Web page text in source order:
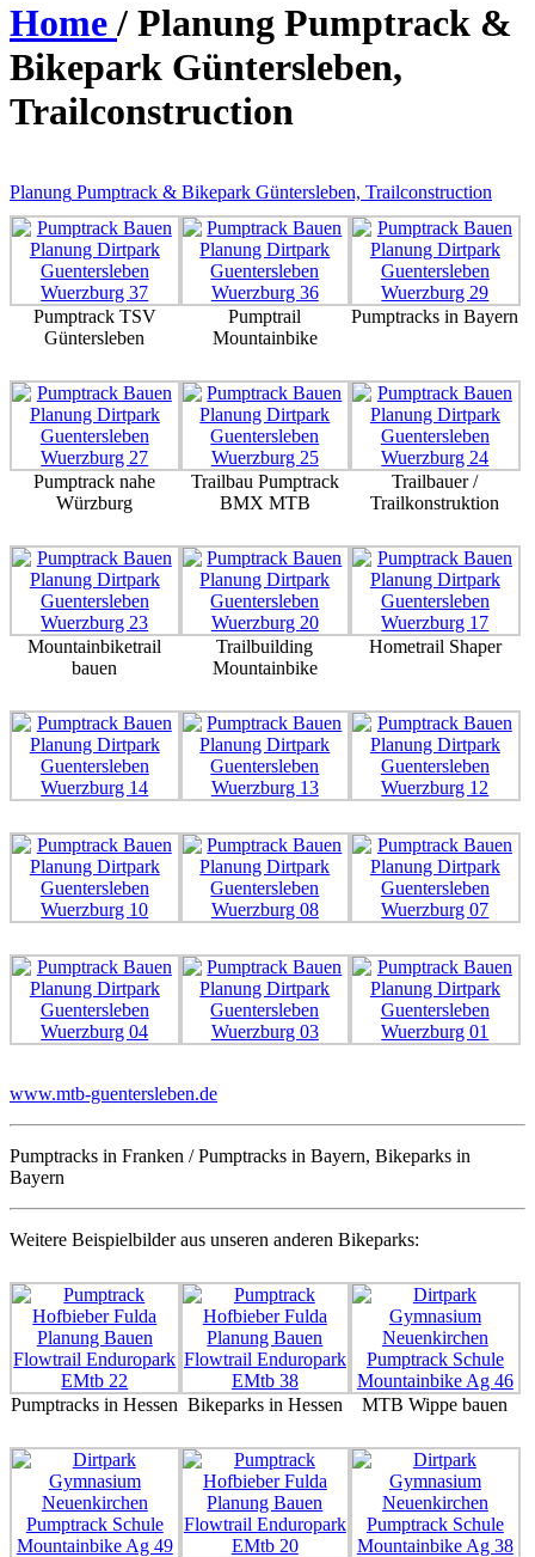
Home/ Planung Pumptrack &
Bikepark Güntersleben,
Trailconstruction
Planung Pumptrack & Bikepark Güntersleben, Trailconstruction
Pumptrack TSV
Güntersleben
Pumptrail
Mountainbike
Pumptracks in Bayern
Pumptrack nahe
Würzburg
Trailbau Pumptrack
BMX MTB
Trailbauer /
Trailkonstruktion
Mountainbiketrail
bauen
Trailbuilding
Mountainbike
Hometrail Shaper
www.mtb-guentersleben.de
Pumptracks in Franken / Pumptracks in Bayern, Bikeparks in
Bayern
Weitere Beispielbilder aus unseren anderen Bikeparks:
Pumptracks in Hessen Bikeparks in Hessen MTB Wippe bauen